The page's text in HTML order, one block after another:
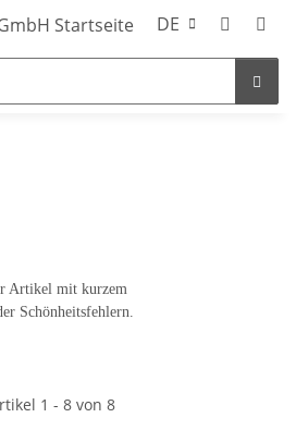
DE
Artikel mit kurzem
Schönheitsfehlern.
1 - 8 von 8